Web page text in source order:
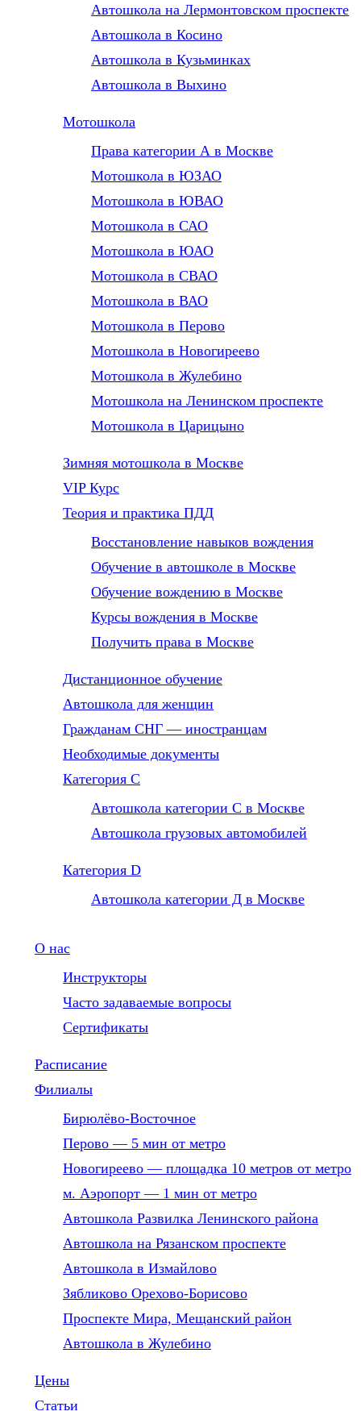
Автошкола на Лермонтовском проспекте
Автошкола в Косино
Автошкола в Кузьминках
Автошкола в Выхино
Мотошкола
Права категории А в Москве
Мотошкола в ЮЗАО
Мотошкола в ЮВАО
Мотошкола в САО
Мотошкола в ЮАО
Мотошкола в СВАО
Мотошкола в ВАО
Мотошкола в Перово
Мотошкола в Новогиреево
Мотошкола в Жулебино
Мотошкола на Ленинском проспекте
Мотошкола в Царицыно
Зимняя мотошкола в Москве
VIP Курс
Теория и практика ПДД
Восстановление навыков вождения
Обучение в автошколе в Москве
Обучение вождению в Москве
Курсы вождения в Москве
Получить права в Москве
Дистанционное обучение
Автошкола для женщин
Гражданам СНГ — иностранцам
Необходимые документы
Категория С
Автошкола категории С в Москве
Автошкола грузовых автомобилей
Категория D
Автошкола категории Д в Москве
О нас
Инструкторы
Часто задаваемые вопросы
Сертификаты
Расписание
Филиалы
Бирюлёво-Восточное
Перово — 5 мин от метро
Новогиреево — площадка 10 метров от метро
м. Аэропорт — 1 мин от метро
Автошкола Развилка Ленинского района
Автошкола на Рязанском проспекте
Автошкола в Измайлово
Зябликово Орехово-Борисово
Проспекте Мира, Мещанский район
Автошкола в Жулебино
Цены
Статьи